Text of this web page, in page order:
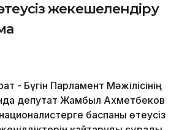
жекешелендіру
- Бүгін Парламент Мәжілісінің
депутат Жамбыл Ахметбеков
баспаны өтеусіз